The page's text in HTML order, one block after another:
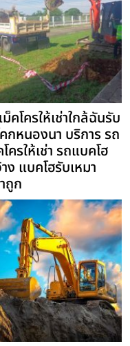
คโครให้เช่าใกล้ฉันรับ
กหนองนา บริการ รถ
ครให้เช่า รถแบคโฮ
ง แบคโฮรับเหมา
ถูก